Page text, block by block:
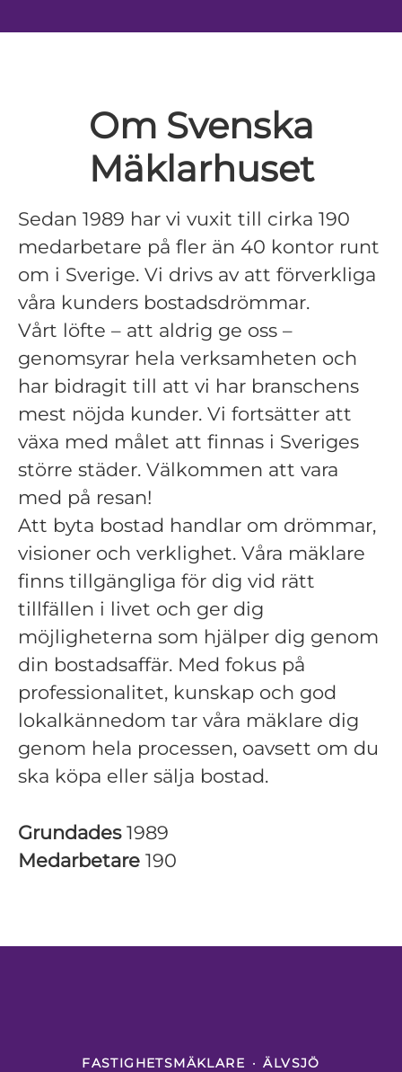
Om Svenska
Mäklarhuset
Sedan 1989 har vi vuxit till cirka 190
medarbetare på fler än 40 kontor runt
om i Sverige. Vi drivs av att förverkliga
våra kunders bostadsdrömmar.
Vårt löfte – att aldrig ge oss –
genomsyrar hela verksamheten och
har bidragit till att vi har branschens
mest nöjda kunder. Vi fortsätter att
växa med målet att finnas i Sveriges
större städer. Välkommen att vara
med på resan!
Att byta bostad handlar om drömmar,
visioner och verklighet. Våra mäklare
finns tillgängliga för dig vid rätt
tillfällen i livet och ger dig
möjligheterna som hjälper dig genom
din bostadsaffär. Med fokus på
professionalitet, kunskap och god
lokalkännedom tar våra mäklare dig
genom hela processen, oavsett om du
ska köpa eller sälja bostad.
Grundades 1989
Medarbetare 190
FASTIGHETSMÄKLARE · ÄLVSJÖ